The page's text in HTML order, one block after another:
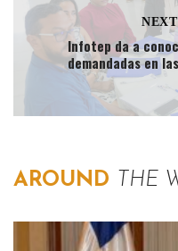
Infotep da a
demandadas en
AROUND THE